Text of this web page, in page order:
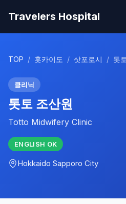
Travelers Hospital
TOP / 홋카이도 / 삿포로시 / 톳
클리닉
톳토 조산원
Totto Midwifery Clinic
ENGLISH OK
Hokkaido Sapporo City